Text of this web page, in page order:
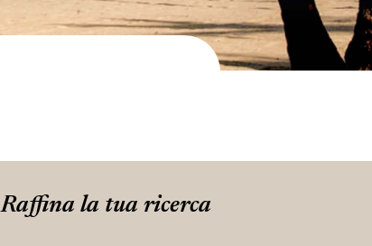
Raffina la tua ricerca